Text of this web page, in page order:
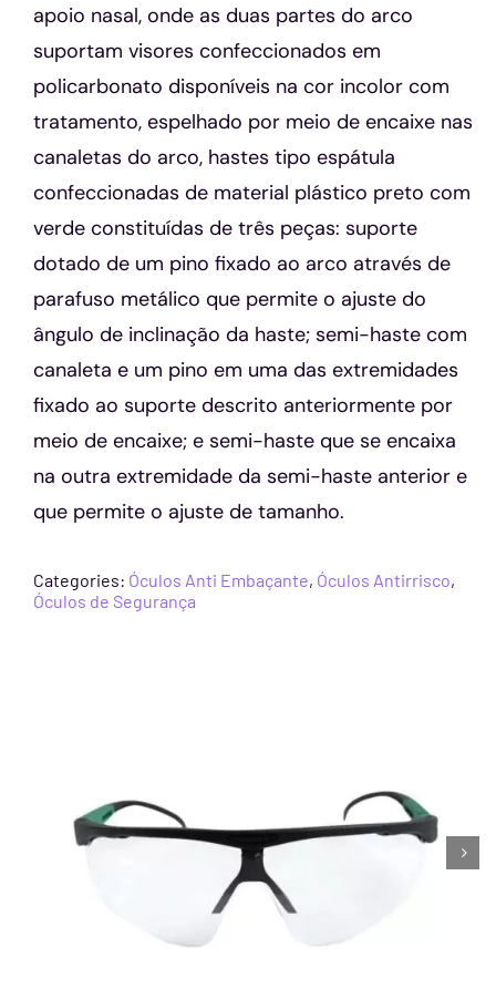
apoio nasal, onde as duas partes do arco
suportam visores confeccionados em
policarbonato disponíveis na cor incolor com
tratamento, espelhado por meio de encaixe nas
canaletas do arco, hastes tipo espátula
confeccionadas de material plástico preto com
verde constituídas de três peças: suporte
dotado de um pino fixado ao arco através de
parafuso metálico que permite o ajuste do
ângulo de inclinação da haste; semi-haste com
canaleta e um pino em uma das extremidades
fixado ao suporte descrito anteriormente por
meio de encaixe; e semi-haste que se encaixa
na outra extremidade da semi-haste anterior e
que permite o ajuste de tamanho.
Categories: Óculos Anti Embaçante, Óculos Antirrisco,
Óculos de Segurança